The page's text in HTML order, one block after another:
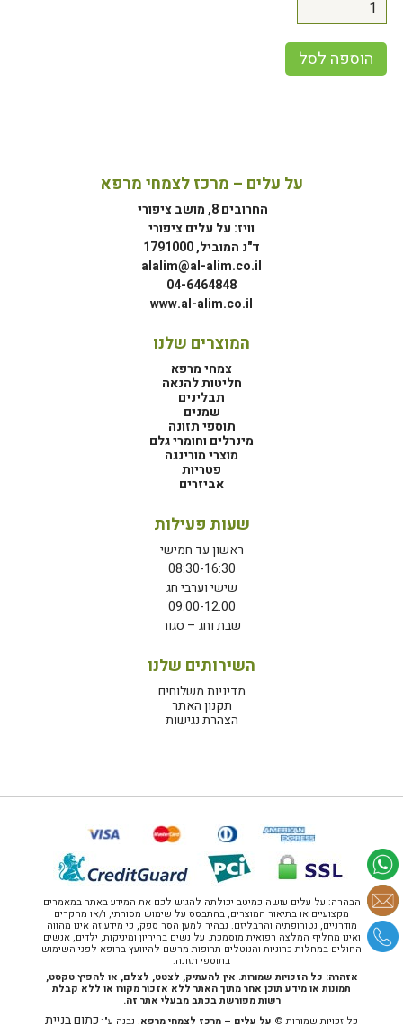
הוספה לסל
על עלים – מרכז לצמחי מרפא
החרובים 8, מושב ציפורי
וויז: על עלים ציפורי
ד"נ המוביל, 1791000
alalim@al-alim.co.il
04-6464848
www.al-alim.co.il
המוצרים שלנו
צמחי מרפא
חליטות להנאה
תבלינים
שמנים
תוספי תזונה
מינרלים וחומרי גלם
מוצרי מורינגה
פטריות
אביזרים
שעות פעילות
ראשון עד חמישי
08:30-16:30
שישי וערבי חג
09:00-12:00
שבת וחג – סגור
השירותים שלנו
מדיניות משלוחים
תקנון האתר
הצהרת נגישות
הבהרה: על עלים עושה כמיטב יכולתה להגיש לכם את המידע באתר במאמרים
מקצועיים או בתיאור המוצרים, בהתבסס על שימוש מסורתי, ו/או מחקרים
מודרניים, נטורופתיה והרבליזם. נבהיר למען הסר ספק, כי מידע זה אינו מהווה
ואינו מחליף המלצה רפואית מוסמכת. על נשים בהיריון ומיניקות, ילדים, אנשים
החולים במחלות כרוניות והנוטלים תרופות מרשם להיוועץ ברופא לפני השימוש
בתוספי תזונה.
אזהרה: כל הזכויות שמורות. אין להעתיק, לצטט, לצלם, או להפיץ טקסט,
תמונות או מידע תוכן אחר מתוך האתר ללא אזכור מקורו או ללא קבלת
רשות מפורשת בכתב מבעלי אתר זה.
כל זכויות שמורות © על עלים – מרכז לצמחי מרפא. נבנה ע"יכתום בניית